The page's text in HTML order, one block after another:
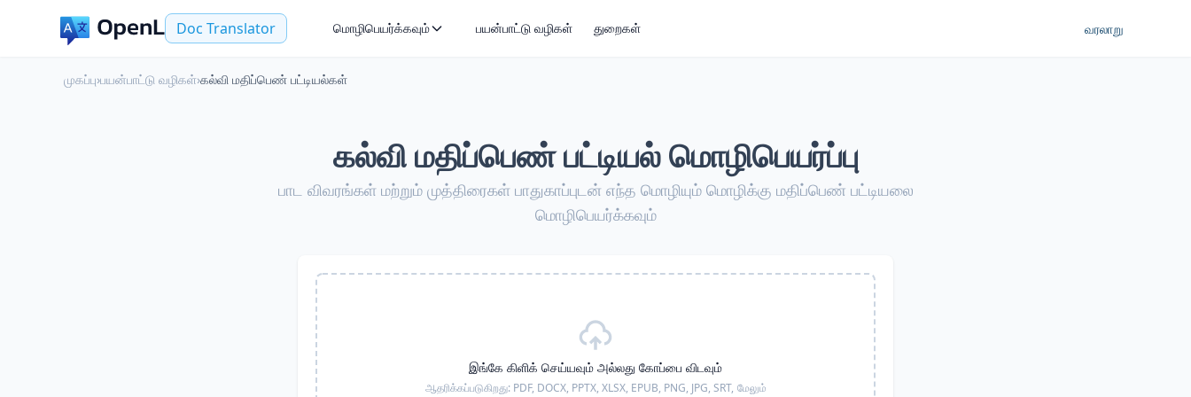
Doc Translator மொழிபெயர்க்கவும் பயன்பாட்டு வழிகள் துறைகள் வரலாறு
முகப்பு›பயன்பாட்டு வழிகள்›கல்வி மதிப்பெண் பட்டியல்கள்
கல்வி மதிப்பெண் பட்டியல் மொழிபெயர்ப்பு
பாட விவரங்கள் மற்றும் முத்திரைகள் பாதுகாப்புடன் எந்த மொழியும் மொழிக்கு மதிப்பெண் பட்டியலை
மொழிபெயர்க்கவும்
இங்கே கிளிக் செய்யவும் அல்லது கோப்பை விடவும்
ஆதரிக்கப்படுகிறது: PDF, DOCX, PPTX, XLSX, EPUB, PNG, JPG, SRT, மேலும்